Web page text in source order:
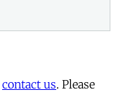
contact us. Please